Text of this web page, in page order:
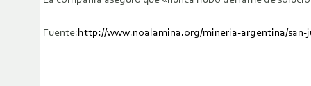
Fuente:http://www.noalamina.org/mineria-argentina/